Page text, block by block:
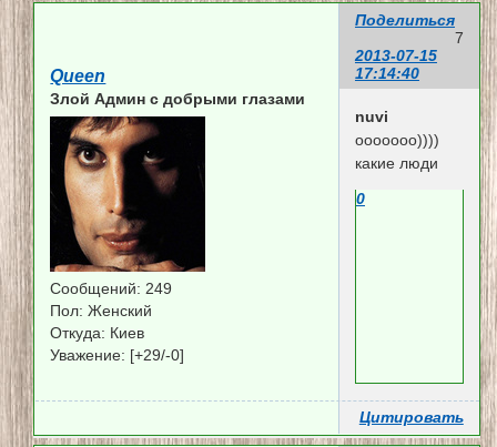
Поделиться
7
2013-07-15
17:14:40
Queen
Злой Админ c добрыми глазами
Сообщений: 249
Пол: Женский
Откуда: Киев
Уважение: [+29/-0]
nuvi
ооооооо))))
какие люди
0
Цитировать